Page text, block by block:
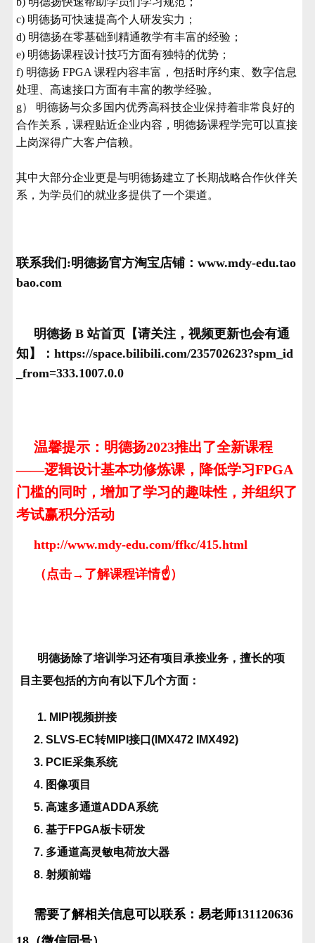
c) 明德扬可快速提高个人研发实力；
d) 明德扬在零基础到精通教学有丰富的经验；
e) 明德扬课程设计技巧方面有独特的优势；
f) 明德扬 FPGA 课程内容丰富，包括时序约束、数字信息
处理、高速接口方面有丰富的教学经验。
g） 明德扬与众多国内优秀高科技企业保持着非常良好的
合作关系，课程贴近企业内容，明德扬课程学完可以直接
上岗深得广大客户信赖。
其中大部分企业更是与明德扬建立了长期战略合作伙伴关
系，为学员们的就业多提供了一个渠道。
联系我们:明德扬官方淘宝店铺：www.mdy-edu.tao
bao.com
明德扬 B 站首页【请关注，视频更新也会有通
知】：https://space.bilibili.com/235702623?spm_id
_from=333.1007.0.0
温馨提示：明德扬2023推出了全新课程
——逻辑设计基本功修炼课，降低学习FPGA
门槛的同时，增加了学习的趣味性，并组织了
考试赢积分活动
http://www.mdy-edu.com/ffkc/415.html
（点击→了解课程详情☝）
明德扬除了培训学习还有项目承接业务，擅长的项
目主要包括的方向有以下几个方面：
1. MIPI视频拼接
2. SLVS-EC转MIPI接口(IMX472 IMX492)
3. PCIE采集系统
4. 图像项目
5. 高速多通道ADDA系统
6. 基于FPGA板卡研发
7. 多通道高灵敏电荷放大器
8. 射频前端
需要了解相关信息可以联系：易老师131120636